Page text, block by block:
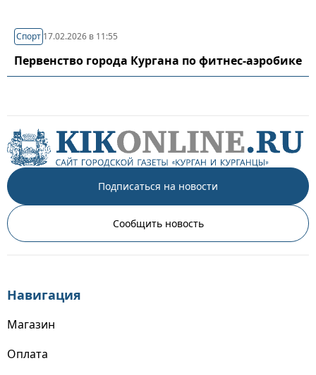
Спорт 17.02.2026 в 11:55
Первенство города Кургана по фитнес-аэробике
Подписаться на новости
Сообщить новость
Навигация
Магазин
Оплата